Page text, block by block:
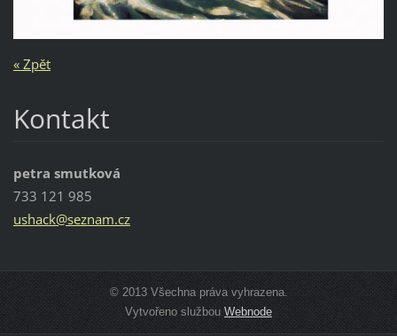
« Zpět
Kontakt
petra smutková
733 121 985
ushack@seznam.cz
© 2013 Všechna práva vyhrazena.
Vytvořeno službouWebnode